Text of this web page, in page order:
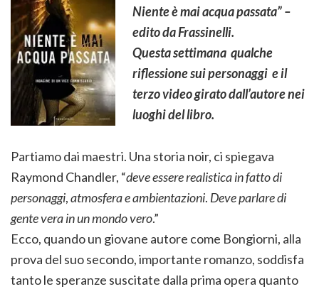
Niente è mai acqua passata” –
edito da Frassinelli.
Questa settimana qualche
riflessione sui personaggi e il
terzo video girato dall’autore nei
luoghi del libro.
Partiamo dai maestri. Una storia noir, ci spiegava
Raymond Chandler, “deve essere realisticainfatto di
personaggi,atmosfera e ambientazioni. Deve parlare di
gente verainun mondo vero.”
Ecco, quando un giovane autore come Bongiorni, alla
prova del suo secondo, importante romanzo, soddisfa
tanto le speranze suscitate dalla prima opera quanto